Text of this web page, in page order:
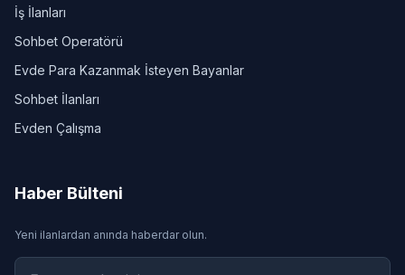
İş İlanları
Sohbet Operatörü
Evde Para Kazanmak İsteyen Bayanlar
Sohbet İlanları
Evden Çalışma
Haber Bülteni
Yeni ilanlardan anında haberdar olun.